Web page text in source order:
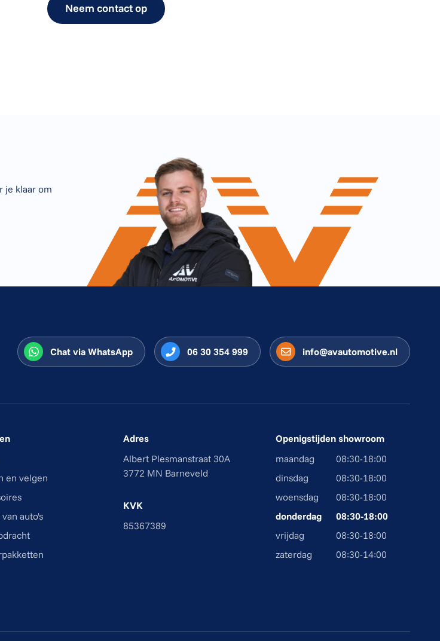
Neem contact op
je klaar om
Chat via WhatsApp 06 30 354 999 info@avautomotive.nl
en velgen
auto's
Adres
Albert Plesmanstraat 30A
3772 MN Barneveld
KVK
85367389
Openigstijden showroom
maandag
08:30-18:00
dinsdag
08:30-18:00
woensdag
08:30-18:00
donderdag
08:30-18:00
vrijdag
08:30-18:00
zaterdag
08:30-14:00